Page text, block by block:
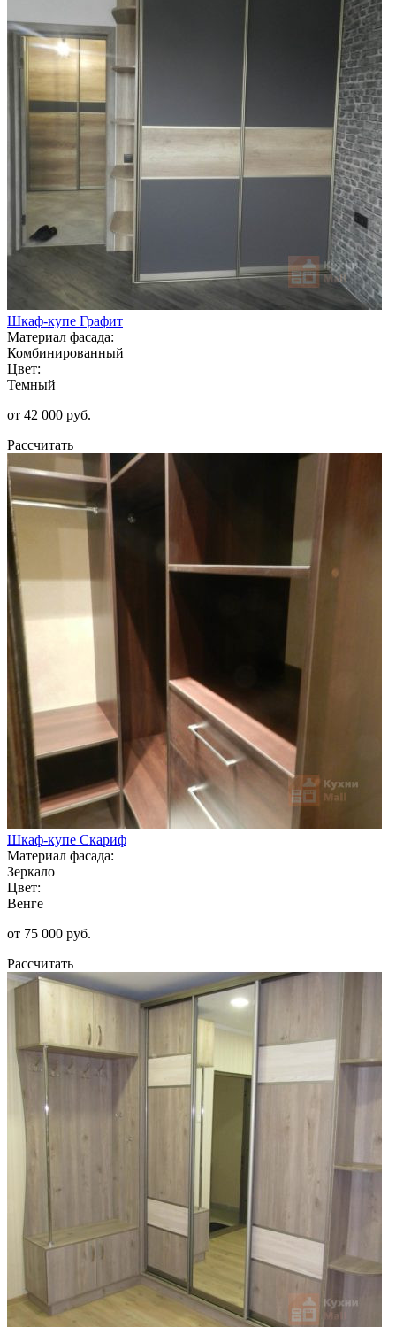
Шкаф-купе Графит
Материал фасада:
Комбинированный
Цвет:
Темный
от 42 000 руб.
Рассчитать
Шкаф-купе Скариф
Материал фасада:
Зеркало
Цвет:
Венге
от 75 000 руб.
Рассчитать